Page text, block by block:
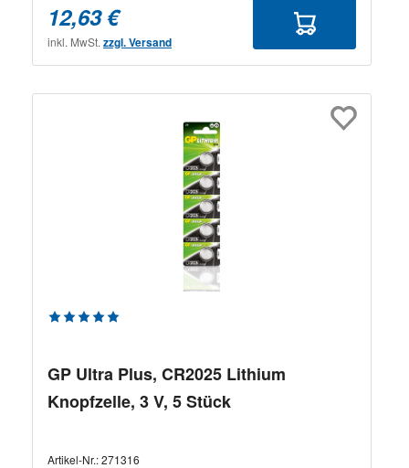
12,63 €
inkl. MwSt. zzgl. Versand
Durchschnittliche Bewertung von 5 von 5 Sternen
GP Ultra Plus, CR2025 Lithium
Knopfzelle, 3 V, 5 Stück
Artikel-Nr.:271316